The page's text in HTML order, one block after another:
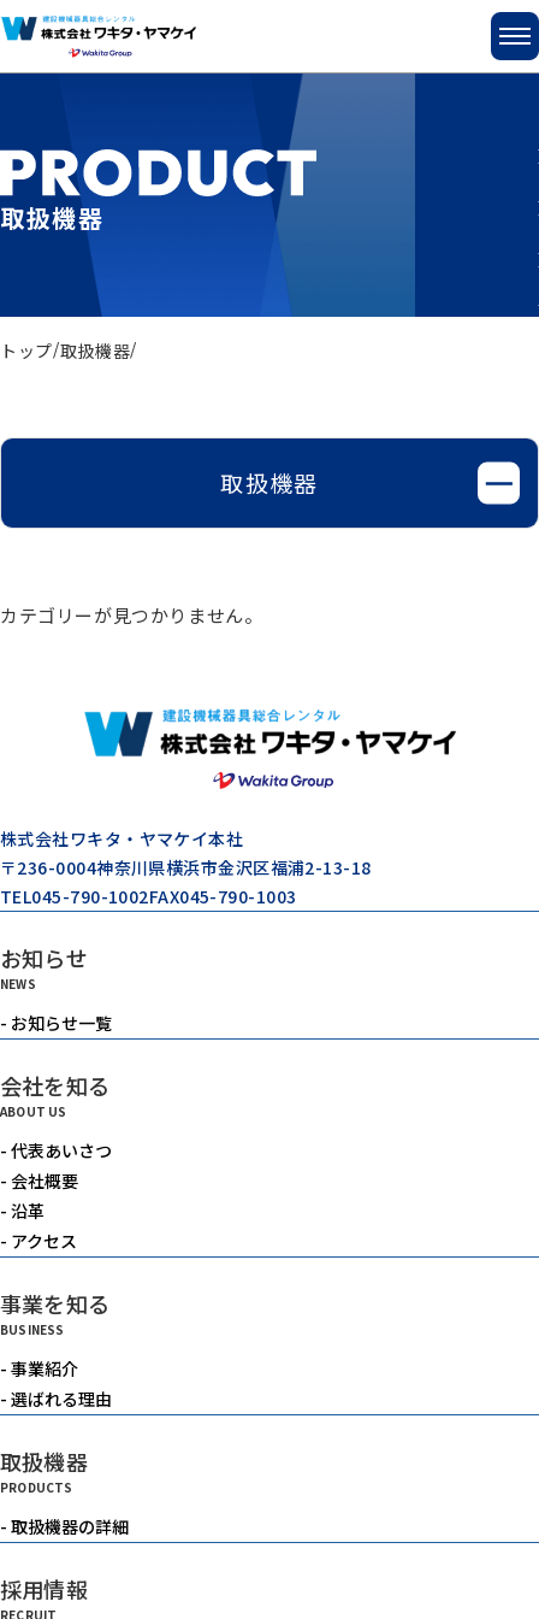
取扱機器
トップ 取扱機器
取扱機器
エアードライヤー
ゼネレータ（発電機）
モルタル注入機器
電動機器
送風機・集塵機・掃除機
水中ポンプ
重機
ベルトコンベアー
カテゴリーが見つかりません。
株式会社ワキタ・ヤマケイ本社
〒236-0004神奈川県横浜市金沢区福浦2-13-18
TEL045-790-1002FAX045-790-1003
お知らせ
NEWS
- お知らせ一覧
会社を知る
ABOUT US
- 代表あいさつ
- 会社概要
- 沿革
- アクセス
事業を知る
BUSINESS
- 事業紹介
- 選ばれる理由
取扱機器
PRODUCTS
- 取扱機器の詳細
採用情報
RECRUIT